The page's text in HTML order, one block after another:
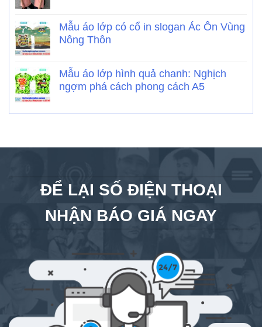
Mẫu áo lớp có cổ in slogan Ác Ôn Vùng
Nông Thôn
Mẫu áo lớp hình quả chanh: Nghịch
ngợm phá cách phong cách A5
ĐỂ LẠI SỐ ĐIỆN THOẠI
NHẬN BÁO GIÁ NGAY